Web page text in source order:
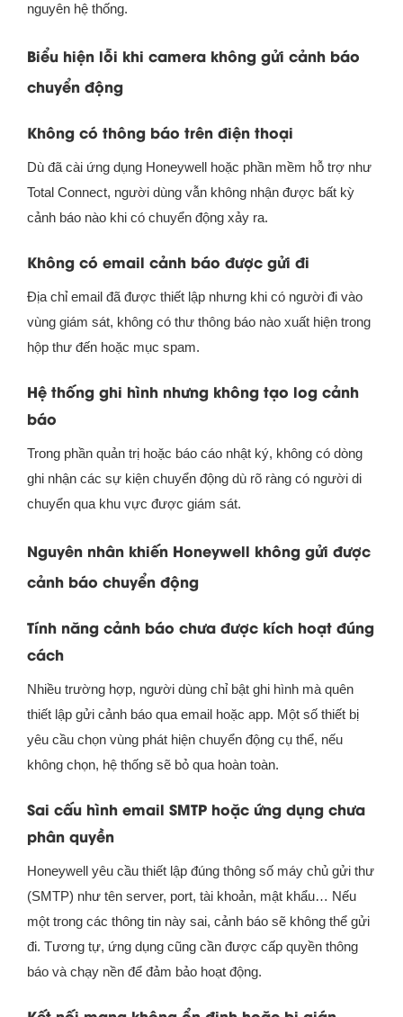
nguyên hệ thống.
Biểu hiện lỗi khi camera không gửi cảnh báo
chuyển động
Không có thông báo trên điện thoại
Dù đã cài ứng dụng Honeywell hoặc phần mềm hỗ trợ như
Total Connect, người dùng vẫn không nhận được bất kỳ
cảnh báo nào khi có chuyển động xảy ra.
Không có email cảnh báo được gửi đi
Địa chỉ email đã được thiết lập nhưng khi có người đi vào
vùng giám sát, không có thư thông báo nào xuất hiện trong
hộp thư đến hoặc mục spam.
Hệ thống ghi hình nhưng không tạo log cảnh
báo
Trong phần quản trị hoặc báo cáo nhật ký, không có dòng
ghi nhận các sự kiện chuyển động dù rõ ràng có người di
chuyển qua khu vực được giám sát.
Nguyên nhân khiến Honeywell không gửi được
cảnh báo chuyển động
Tính năng cảnh báo chưa được kích hoạt đúng
cách
Nhiều trường hợp, người dùng chỉ bật ghi hình mà quên
thiết lập gửi cảnh báo qua email hoặc app. Một số thiết bị
yêu cầu chọn vùng phát hiện chuyển động cụ thể, nếu
không chọn, hệ thống sẽ bỏ qua hoàn toàn.
Sai cấu hình email SMTP hoặc ứng dụng chưa
phân quyền
Honeywell yêu cầu thiết lập đúng thông số máy chủ gửi thư
(SMTP) như tên server, port, tài khoản, mật khẩu… Nếu
một trong các thông tin này sai, cảnh báo sẽ không thể gửi
đi. Tương tự, ứng dụng cũng cần được cấp quyền thông
báo và chạy nền để đảm bảo hoạt động.